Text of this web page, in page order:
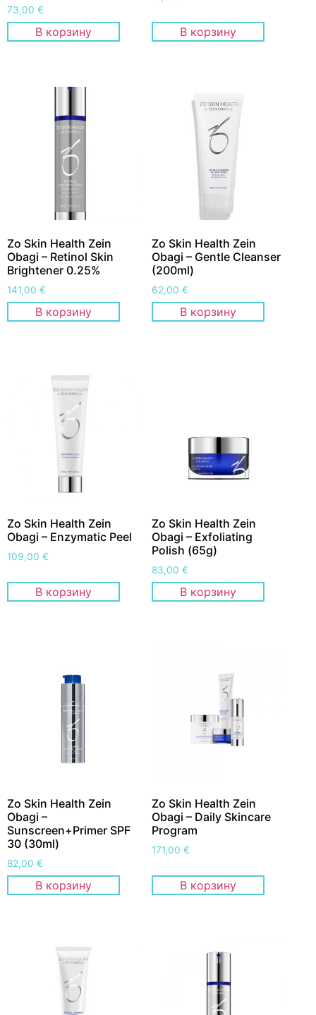
73,00 €
В корзину В корзину
Zo Skin Health Zein
Obagi – Retinol Skin
Brightener 0.25%
141,00 €
В корзину
Zo Skin Health Zein
Obagi – Gentle Cleanser
(200ml)
62,00€
В корзину
Zo Skin Health Zein
Obagi – Enzymatic Peel
109,00 €
В корзину
Zo Skin Health Zein
Obagi – Exfoliating
Polish (65g)
83,00€
В корзину
Zo Skin Health Zein
Obagi –
Sunscreen+Primer SPF
30 (30ml)
82,00 €
В корзину
Zo Skin Health Zein
Obagi – Daily Skincare
Program
171,00€
В корзину